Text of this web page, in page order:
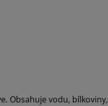
Obsahuje vodu, bílkoviny,